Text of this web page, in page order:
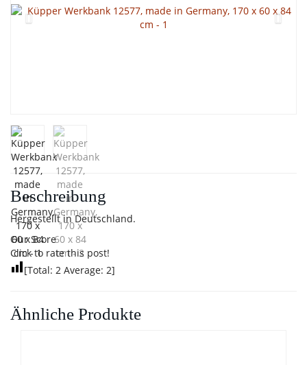
Beschreibung
Hergestellt in Deutschland.
Our Score
Click to rate this post!
[Total: 2 Average: 2]
Ähnliche Produkte